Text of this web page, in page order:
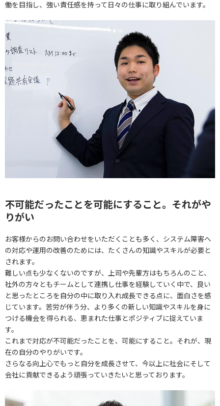
働を目指し、強い責任感を持って日々の仕事に取り組んでいます。
不可能だったことを可能にすること。それがや
りがい
お客様からのお問い合わせをいただくことも多く、システム障害へ
の対応や運用の改善のためには、たくさんの知識やスキルが必要と
されます。
難しい点も少なくないのですが、上司や先輩方はもちろんのこと、
社外の方々ともチームとして連携し仕事を経験していく中で、良い
と思ったところを自分の中に取り入れ成長できる点に、面白さを感
じています。苦労が伴う分、より多くの新しい知識やスキルを身に
つける機会を得られる、恵まれた仕事とポジティブに捉えていま
す。
これまで対応が不可能だったことを、可能にすること。それが、現
在の自分のやりがいです。
さらなる向上心でもっと自分を成長させて、今以上に社会にそして
会社に貢献できるよう頑張っていきたいと思っております。